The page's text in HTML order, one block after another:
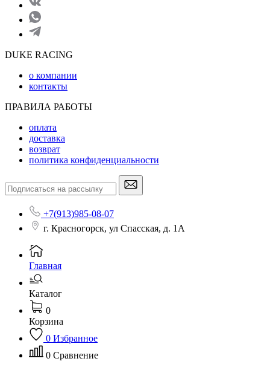
DUKE RACING
о компании
контакты
ПРАВИЛА РАБОТЫ
оплата
доставка
возврат
политика конфиденциальности
+7(913)985-08-07
г. Красногорск, ул Спасская, д. 1А
Главная
Каталог
0
Корзина
0 Избранное
0 Сравнение